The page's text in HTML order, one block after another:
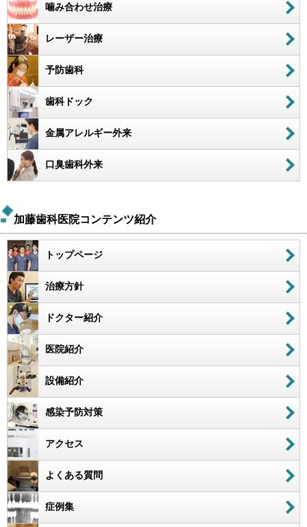
噛み合わせ治療
レーザー治療
予防歯科
歯科ドック
金属アレルギー外来
口臭歯科外来
加藤歯科医院コンテンツ紹介
トップページ
治療方針
ドクター紹介
医院紹介
設備紹介
感染予防対策
アクセス
よくある質問
症例集